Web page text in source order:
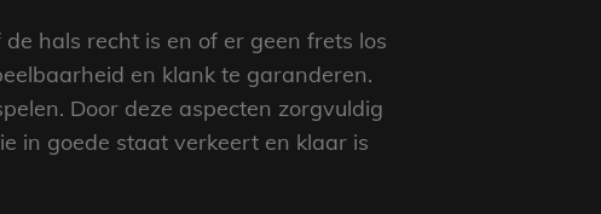
hals recht is en of er geen frets los
en klank te garanderen.
Door deze aspecten zorgvuldig
in goede staat verkeert en klaar is